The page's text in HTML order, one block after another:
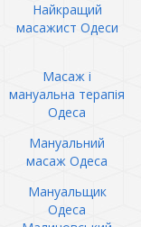
Найкращий
масажист Одеси
Масаж і
мануальна терапія
Одеса
Мануальний
масаж Одеса
Мануальщик
Одеса